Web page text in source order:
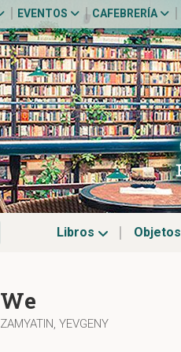
EVENTOS CAFEBRERÍA
Libros Objetos
We
ZAMYATIN, YEVGENY